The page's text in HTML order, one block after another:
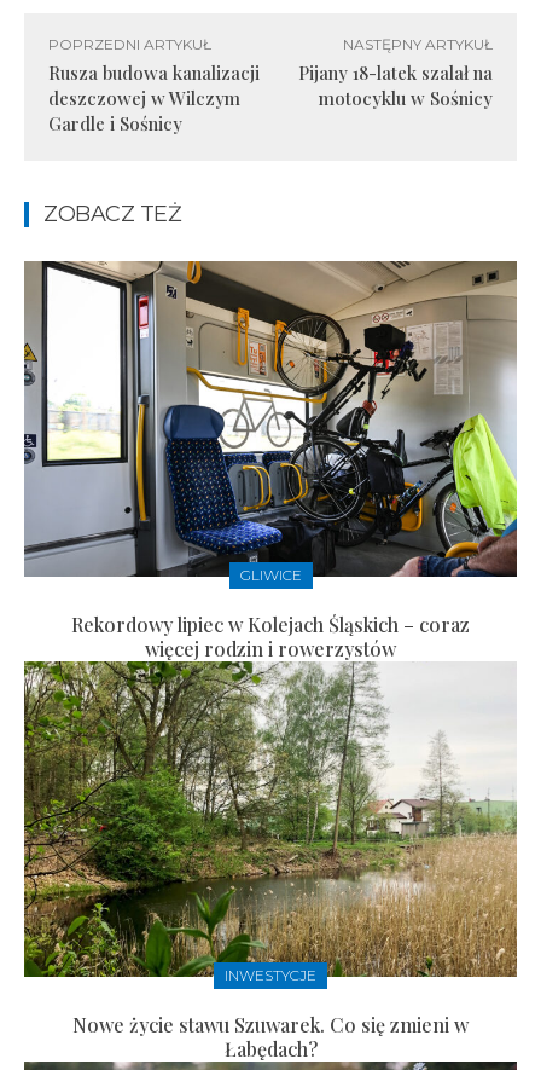
POPRZEDNI ARTYKUŁ
Rusza budowa kanalizacji
deszczowej w Wilczym
Gardle i Sośnicy
NASTĘPNY ARTYKUŁ
Pijany 18-latek szalał na
motocyklu w Sośnicy
ZOBACZ TEŻ
GLIWICE
Rekordowy lipiec w Kolejach Śląskich – coraz
więcej rodzin i rowerzystów
INWESTYCJE
Nowe życie stawu Szuwarek. Co się zmieni w
Łabędach?